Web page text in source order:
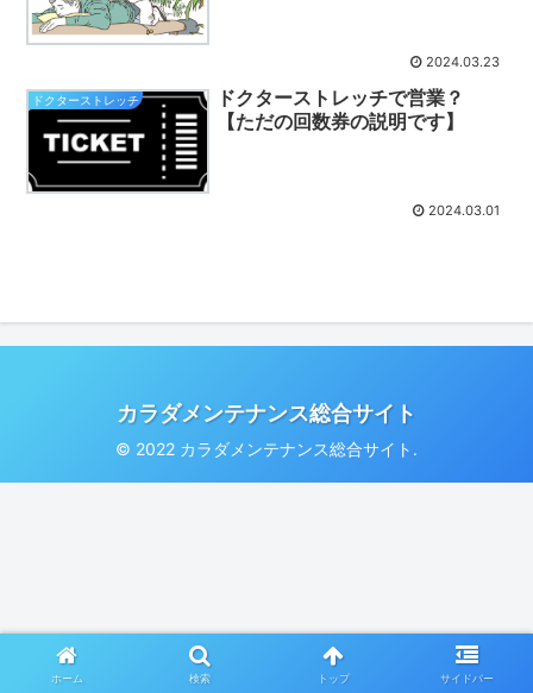
2024.03.23
ドクターストレッチ
ドクターストレッチで営業？
【ただの回数券の説明です】
2024.03.01
カラダメンテナンス総合サイト
© 2022 カラダメンテナンス総合サイト.
ホーム 検索 トップ サイドバー